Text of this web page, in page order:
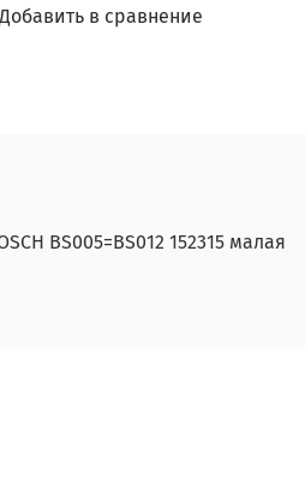
Добавить в сравнение
BS005=BS012 152315 малая